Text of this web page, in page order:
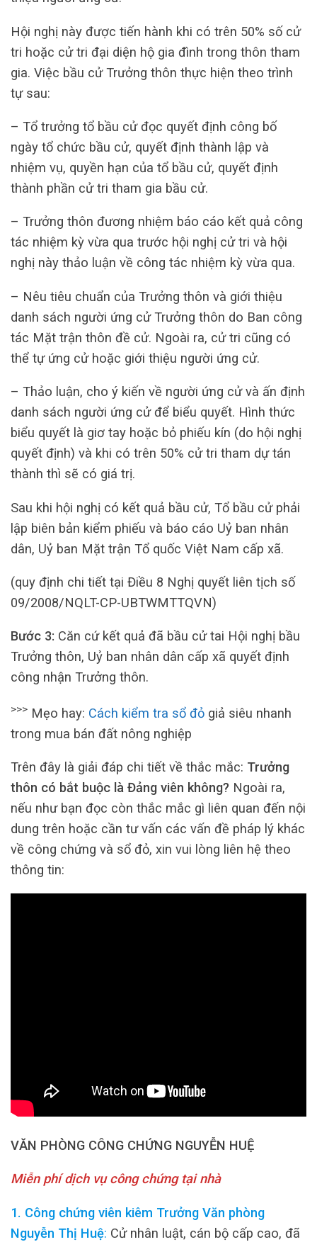
Hội nghị này được tiến hành khi có trên 50% số cử
tri hoặc cử tri đại diện hộ gia đình trong thôn tham
gia. Việc bầu cử Trưởng thôn thực hiện theo trình
tự sau:
– Tổ trưởng tổ bầu cử đọc quyết định công bố
ngày tổ chức bầu cử, quyết định thành lập và
nhiệm vụ, quyền hạn của tổ bầu cử, quyết định
thành phần cử tri tham gia bầu cử.
– Trưởng thôn đương nhiệm báo cáo kết quả công
tác nhiệm kỳ vừa qua trước hội nghị cử tri và hội
nghị này thảo luận về công tác nhiệm kỳ vừa qua.
– Nêu tiêu chuẩn của Trưởng thôn và giới thiệu
danh sách người ứng cử Trưởng thôn do Ban công
tác Mặt trận thôn đề cử. Ngoài ra, cử tri cũng có
thể tự ứng cử hoặc giới thiệu người ứng cử.
– Thảo luận, cho ý kiến về người ứng cử và ấn định
danh sách người ứng cử để biểu quyết. Hình thức
biểu quyết là giơ tay hoặc bỏ phiếu kín (do hội nghị
quyết định) và khi có trên 50% cử tri tham dự tán
thành thì sẽ có giá trị.
Sau khi hội nghị có kết quả bầu cử, Tổ bầu cử phải
lập biên bản kiểm phiếu và báo cáo Uỷ ban nhân
dân, Uỷ ban Mặt trận Tổ quốc Việt Nam cấp xã.
(quy định chi tiết tại Điều 8 Nghị quyết liên tịch số
09/2008/NQLT-CP-UBTWMTTQVN)
Bước 3: Căn cứ kết quả đã bầu cử tai Hội nghị bầu
Trưởng thôn, Uỷ ban nhân dân cấp xã quyết định
công nhận Trưởng thôn.
>>> Mẹo hay: Cách kiểm tra sổ đỏ giả siêu nhanh
trong mua bán đất nông nghiệp
Trên đây là giải đáp chi tiết về thắc mắc: Trưởng
thôn có bắt buộc là Đảng viên không? Ngoài ra,
nếu như bạn đọc còn thắc mắc gì liên quan đến nội
dung trên hoặc cần tư vấn các vấn đề pháp lý khác
về công chứng và sổ đỏ, xin vui lòng liên hệ theo
thông tin:
VĂN PHÒNG CÔNG CHỨNG NGUYỄN HUỆ
Miễn phí dịch vụ công chứng tại nhà
1. Công chứng viên kiêm Trưởng Văn phòng
Nguyễn Thị Huệ: Cử nhân luật, cán bộ cấp cao, đã